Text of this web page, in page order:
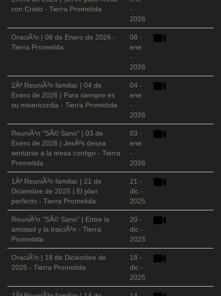
con Cristo - Tierra Prometida
-
2026
OraciÃ³n | 08 de Enero de 2026 -
Tierra Prometida
08 -
ene
-
2026
2Âª ReuniÃ³n familiar | 04 de
Enero de 2026 | Para siempre es
su misericordia - Tierra Prometida
04 -
ene
-
2026
ReuniÃ³n "SÃ© Sano" | 03 de
Enero de 2026 | JesÃºs desea
sentarse a la mesa contigo - Tierra
Prometida
03 -
ene
-
2026
1Âª ReuniÃ³n familiar | 21 de
Diciembre de 2025 | El plan
perfecto - Tierra Prometida
21 -
dic -
2025
ReuniÃ³n "SÃ© Sano" | Entre la
amistad y la traiciÃ³n - Tierra
Prometida
20 -
dic -
2025
OraciÃ³n | 18 de Diciembre de
2025 - Tierra Prometida
18 -
dic -
2025